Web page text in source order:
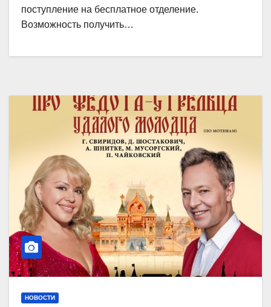
поступление на бесплатное отделение.
Возможность получить…
НОВОСТИ